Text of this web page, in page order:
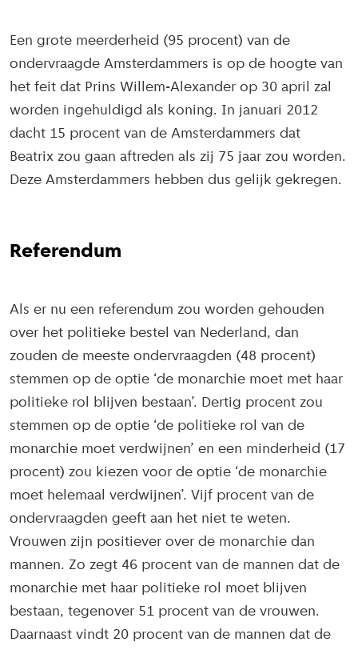
Een grote meerderheid (95 procent) van de
ondervraagde Amsterdammers is op de hoogte van
het feit dat Prins Willem-Alexander op 30 april zal
worden ingehuldigd als koning. In januari 2012
dacht 15 procent van de Amsterdammers dat
Beatrix zou gaan aftreden als zij 75 jaar zou worden.
Deze Amsterdammers hebben dus gelijk gekregen.
Referendum
Als er nu een referendum zou worden gehouden
over het politieke bestel van Nederland, dan
zouden de meeste ondervraagden (48 procent)
stemmen op de optie ‘de monarchie moet met haar
politieke rol blijven bestaan’. Dertig procent zou
stemmen op de optie ‘de politieke rol van de
monarchie moet verdwijnen’ en een minderheid (17
procent) zou kiezen voor de optie ‘de monarchie
moet helemaal verdwijnen’. Vijf procent van de
ondervraagden geeft aan het niet te weten.
Vrouwen zijn positiever over de monarchie dan
mannen. Zo zegt 46 procent van de mannen dat de
monarchie met haar politieke rol moet blijven
bestaan, tegenover 51 procent van de vrouwen.
Daarnaast vindt 20 procent van de mannen dat de